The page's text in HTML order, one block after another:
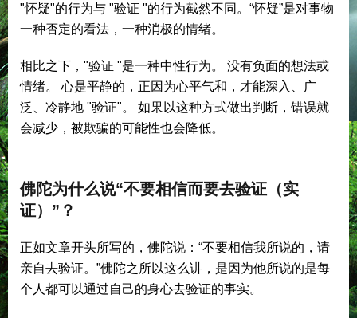
"怀疑"的行为与 "验证 "的行为截然不同。“怀疑”是对事物
一种否定的看法，一种消极的情绪。
相比之下，"验证 "是一种中性行为。 没有负面的想法或
情绪。 心是平静的，正因为心平气和，才能深入、广
泛、冷静地 "验证"。 如果以这种方式做出判断，错误就
会减少，被欺骗的可能性也会降低。
佛陀为什么说“不要相信而要去验证（实
证）”？
正如文章开头所写的，佛陀说：“不要相信我所说的，请
亲自去验证。”佛陀之所以这么讲，是因为他所说的是每
个人都可以通过自己的身心去验证的事实。